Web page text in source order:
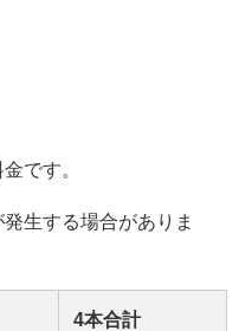
です。
生する場合がありま
4本合計